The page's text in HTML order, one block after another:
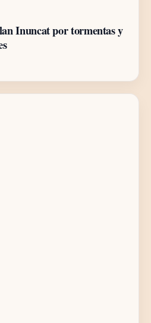
Inuncat por tormentas y